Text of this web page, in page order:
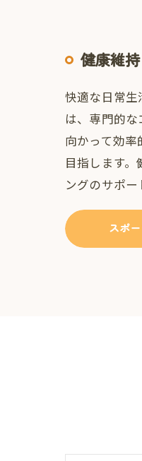
健康維
快適な日常
は、専門的
向かって効
目指します
ングのサポー
スポ